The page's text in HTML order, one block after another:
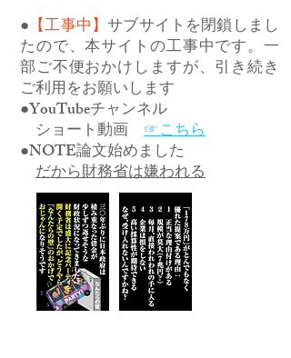
● 【工事中】サブサイトを閉鎖しまし
たので、本サイトの工事中です。一
部ご不便おかけしますが、引き続き
ご利用をお願いします
●YouTubeチャンネル
ショート動画 ☞こちら
●NOTE論文始めました
だから財務省は嫌われる